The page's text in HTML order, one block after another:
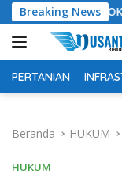
Langsung
ke
konten
Breaking News
OKU Selatan
PERTANIAN
Beranda HUKUM
HUKUM